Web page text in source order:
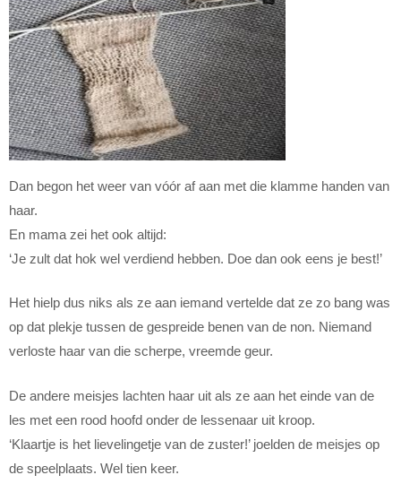
Dan begon het weer van vóór af aan met die klamme handen van
haar.
En mama zei het ook altijd:
‘Je zult dat hok wel verdiend hebben. Doe dan ook eens je best!’
Het hielp dus niks als ze aan iemand vertelde dat ze zo bang was
op dat plekje tussen de gespreide benen van de non. Niemand
verloste haar van die scherpe, vreemde geur.
De andere meisjes lachten haar uit als ze aan het einde van de
les met een rood hoofd onder de lessenaar uit kroop.
‘Klaartje is het lievelingetje van de zuster!’ joelden de meisjes op
de speelplaats. Wel tien keer.